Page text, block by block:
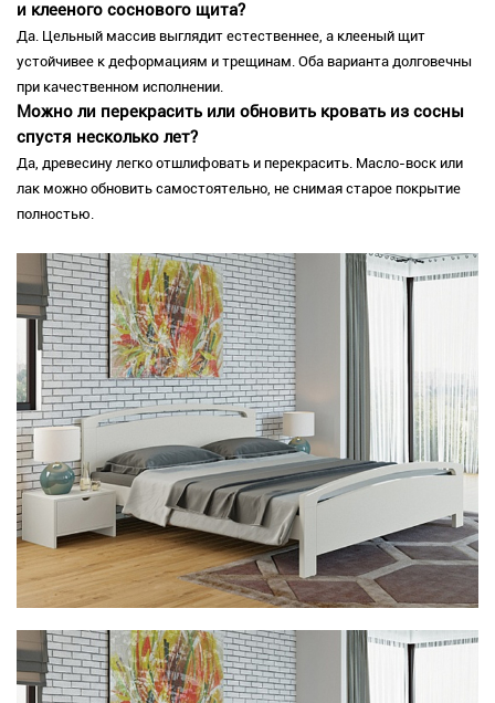
и клееного соснового щита?
Да. Цельный массив выглядит естественнее, а клееный щит
устойчивее к деформациям и трещинам. Оба варианта долговечны
при качественном исполнении.
Можно ли перекрасить или обновить кровать из сосны
спустя несколько лет?
Да, древесину легко отшлифовать и перекрасить. Масло-воск или
лак можно обновить самостоятельно, не снимая старое покрытие
полностью.